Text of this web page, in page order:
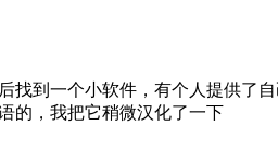
找到一个小软件，有个人提供了
的，我把它稍微汉化了一下